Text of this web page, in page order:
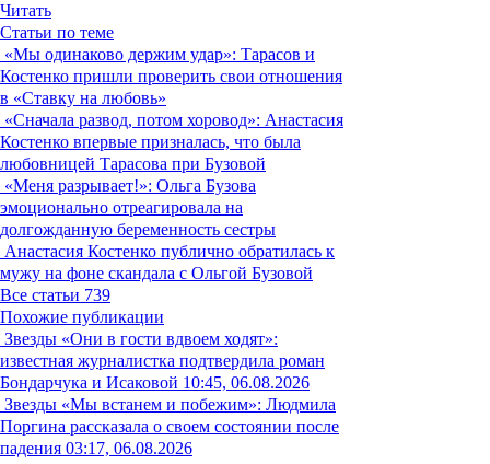
Читать
Статьи по теме
«Мы одинаково держим удар»: Тарасов и
Костенко пришли проверить свои отношения
в «Ставку на любовь»
«Сначала развод, потом хоровод»: Анастасия
Костенко впервые призналась, что была
любовницей Тарасова при Бузовой
«Меня разрывает!»: Ольга Бузова
эмоционально отреагировала на
долгожданную беременность сестры
Анастасия Костенко публично обратилась к
мужу на фоне скандала с Ольгой Бузовой
Все статьи 739
Похожие публикации
Звезды «Они в гости вдвоем ходят»:
известная журналистка подтвердила роман
Бондарчука и Исаковой 10:45, 06.08.2026
Звезды «Мы встанем и побежим»: Людмила
Поргина рассказала о своем состоянии после
падения 03:17, 06.08.2026